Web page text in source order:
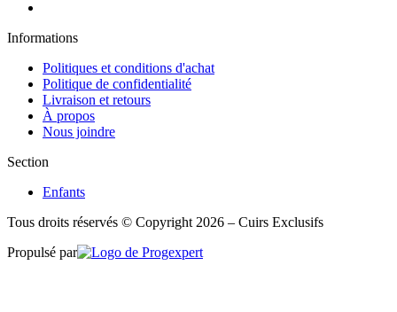
Informations
Politiques et conditions d'achat
Politique de confidentialité
Livraison et retours
À propos
Nous joindre
Section
Enfants
Tous droits réservés © Copyright 2026 – Cuirs Exclusifs
Propulsé par